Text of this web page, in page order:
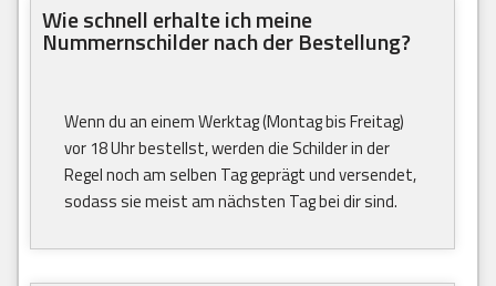
Wie schnell erhalte ich meine
Nummernschilder nach der Bestellung?
Wenn du an einem Werktag (Montag bis Freitag)
vor 18 Uhr bestellst, werden die Schilder in der
Regel noch am selben Tag geprägt und versendet,
sodass sie meist am nächsten Tag bei dir sind.